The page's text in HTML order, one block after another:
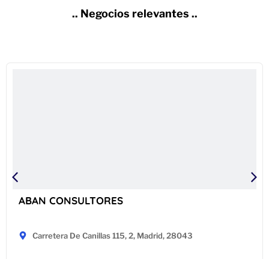
.. Negocios relevantes ..
ABAN CONSULTORES
Carretera De Canillas 115, 2, Madrid, 28043